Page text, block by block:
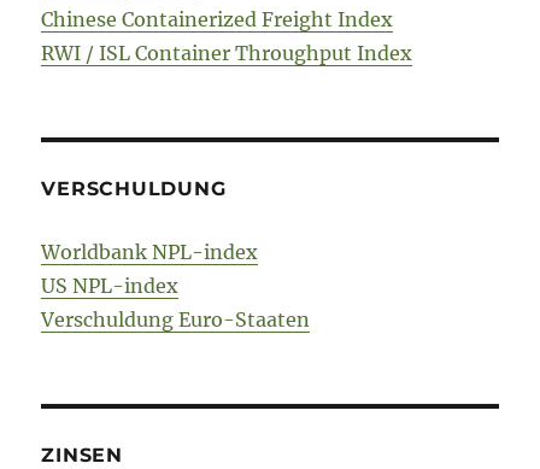
Chinese Containerized Freight Index
RWI / ISL Container Throughput Index
VERSCHULDUNG
Worldbank NPL-index
US NPL-index
Verschuldung Euro-Staaten
ZINSEN